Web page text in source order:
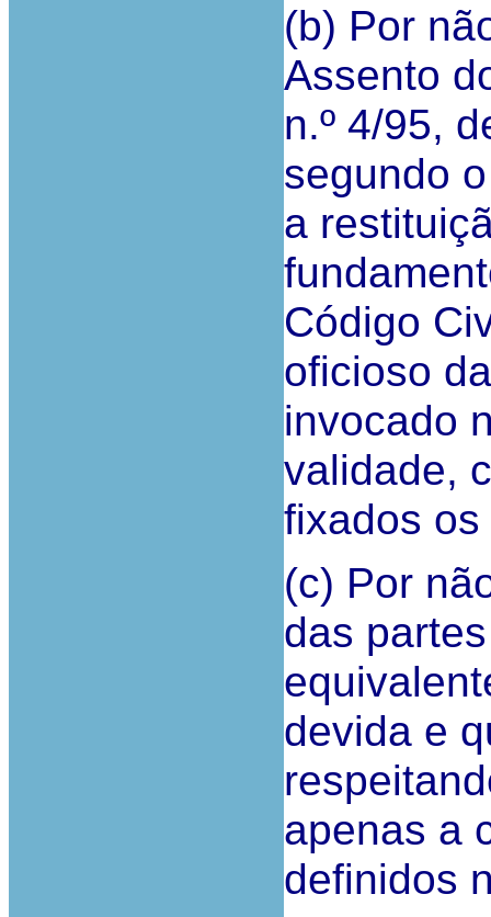
(b) Por
Assento
n.º 4/95,
segundo
a
Código
oficioso
invocado
validade,
fixados
(c) Por
das
devida e
apenas a
definidos